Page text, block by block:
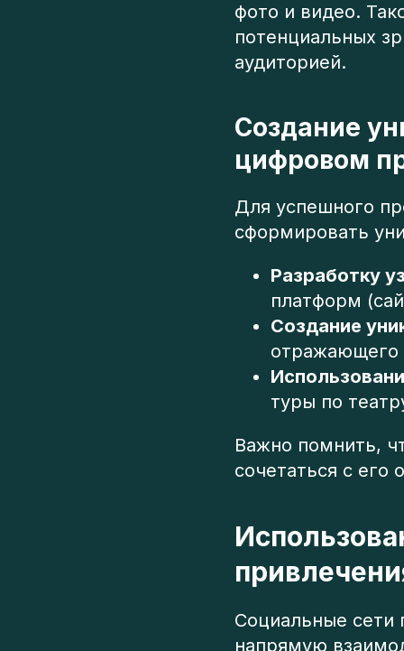
фото и видео.
потенциальных
аудиторией.
Создание
цифровом
Для успешного
сформировать
Разработку
платформ
Создание
отражающего
туры по
Важно помнить,
сочетаться с его
Социальные сети
напрямую